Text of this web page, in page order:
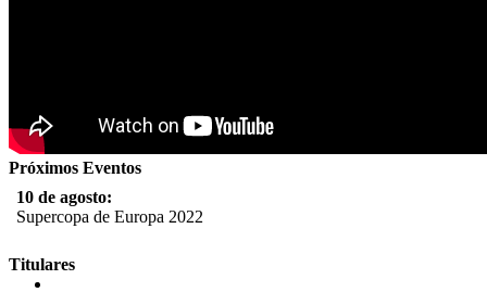
Próximos Eventos
10 de agosto:
Supercopa de Europa 2022
11 al 21 de agosto:
Campeonato Europeo de Natación 2022
Titulares